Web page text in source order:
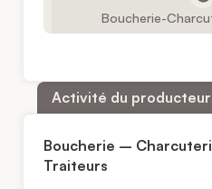
Boucherie-
Activité du producteur
Boucherie –
Traiteurs